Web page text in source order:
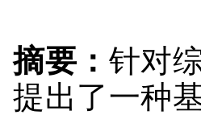
摘要： 针对
提出了一种